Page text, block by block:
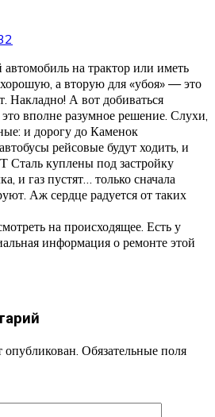
на трактор или иметь
а вторую для «убоя» — это
Накладно! А вот добиваться
вполне разумное решение. Слухи,
и дорогу до Каменок
рейсовые будут ходить, и
Сталь куплены под застройку
и газ пустят… только сначала
Аж сердце радуется от таких
на происходящее. Есть у
информация о ремонте этой
Обязательные поля